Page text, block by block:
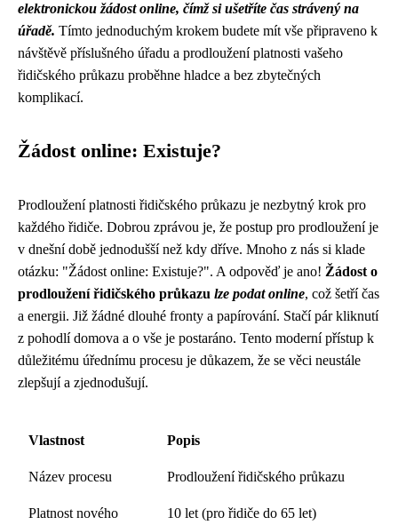
elektronickou žádost online, čímž si ušetříte čas strávený na
úřadě. Tímto jednoduchým krokem budete mít vše připraveno k
návštěvě příslušného úřadu a prodloužení platnosti vašeho
řidičského průkazu proběhne hladce a bez zbytečných
komplikací.
Žádost online: Existuje?
Prodloužení platnosti řidičského průkazu je nezbytný krok pro
každého řidiče. Dobrou zprávou je, že postup pro prodloužení je
v dnešní době jednodušší než kdy dříve. Mnoho z nás si klade
otázku: "Žádost online: Existuje?". A odpověď je ano! Žádost o
prodloužení řidičského průkazu lze podat online, což šetří čas
a energii. Již žádné dlouhé fronty a papírování. Stačí pár kliknutí
z pohodlí domova a o vše je postaráno. Tento moderní přístup k
důležitému úřednímu procesu je důkazem, že se věci neustále
zlepšují a zjednodušují.
Vlastnost Popis
Název procesu Prodloužení řidičského průkazu
Platnost nového
10 let (pro řidiče do 65 let)